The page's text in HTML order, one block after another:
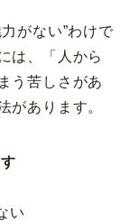
がない”わけで
は、「人から
う苦しさがあ
があります。
い